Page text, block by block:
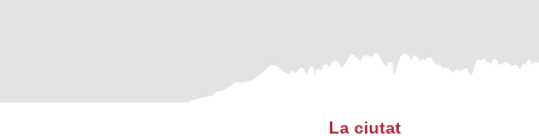
La ciutat